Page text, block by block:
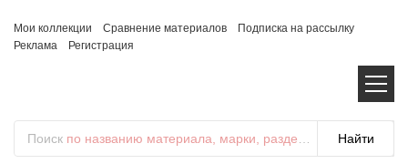
Мои коллекции Сравнение материалов
Подписка на рассылку
Реклама
Регистрация
Поиск по названию материала, марки, раздела...